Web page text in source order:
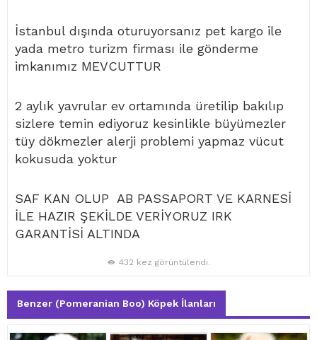
İstanbul dışında oturuyorsanız pet kargo ile
yada metro turizm firması ile gönderme
imkanımız MEVCUTTUR
2 aylık yavrular ev ortamında üretilip bakılıp
sizlere temin ediyoruz kesinlikle büyümezler
tüy dökmezler alerji problemi yapmaz vücut
kokusuda yoktur
SAF KAN OLUP AB PASSAPORT VE KARNESİ
İLE HAZIR ŞEKİLDE VERİYORUZ IRK
GARANTİSİ ALTINDA
432 kez görüntülendi.
Benzer (Pomeranian Boo) Köpek İlanları